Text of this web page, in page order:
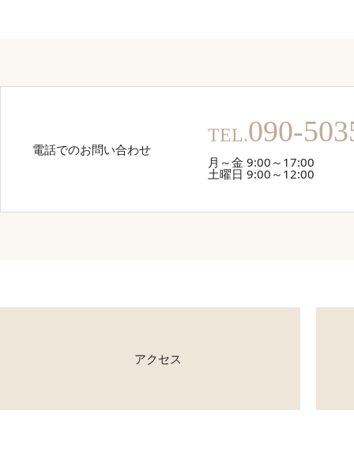
電話でのお問い合わせ
TEL.090-
月～金 9:00～17:00
土曜日 9:00～12:00
アクセス